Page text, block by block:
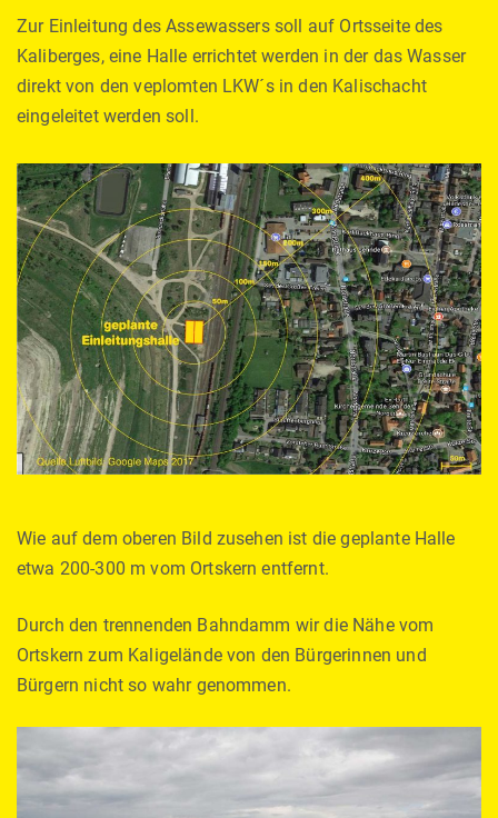
Zur Einleitung des Assewassers soll auf Ortsseite des
Kaliberges, eine Halle errichtet werden in der das Wasser
direkt von den veplomten LKW´s in den Kalischacht
eingeleitet werden soll.
Wie auf dem oberen Bild zusehen ist die geplante Halle
etwa 200-300 m vom Ortskern entfernt.
Durch den trennenden Bahndamm wir die Nähe vom
Ortskern zum Kaligelände von den Bürgerinnen und
Bürgern nicht so wahr genommen.